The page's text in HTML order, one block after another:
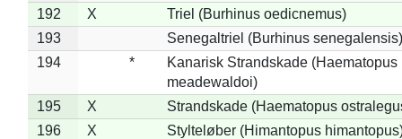
192
X
Triel (Burhinus oedicnemus)
193
Senegaltriel (Burhinus senegalensis)
194
*
Kanarisk Strandskade (Haematopus
meadewaldoi)
195
X
Strandskade (Haematopus
196
X
Stylteløber (Himantopus